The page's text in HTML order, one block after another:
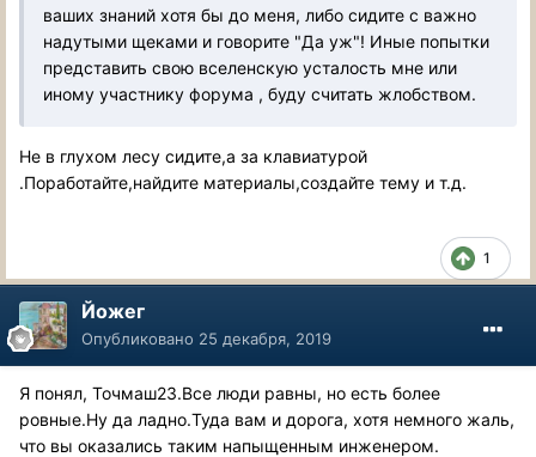
ваших знаний хотя бы до меня, либо сидите с важно
надутыми щеками и говорите "Да уж"! Иные попытки
представить свою вселенскую усталость мне или
иному участнику форума , буду считать жлобством.
Не в глухом лесу сидите,а за клавиатурой
.Поработайте,найдите материалы,создайте тему и т.д.
1
Йожег
Опубликовано 25 декабря, 2019
Я понял, Точмаш23.Все люди равны, но есть более
ровные.Ну да ладно.Туда вам и дорога, хотя немного жаль,
что вы оказались таким напыщенным инженером.